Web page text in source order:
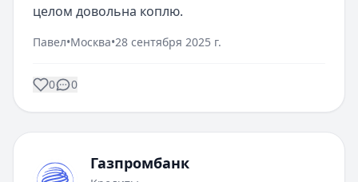
целом довольна коплю.
Павел•Москва•28 сентября 2025 г.
0 0
Газпромбанк